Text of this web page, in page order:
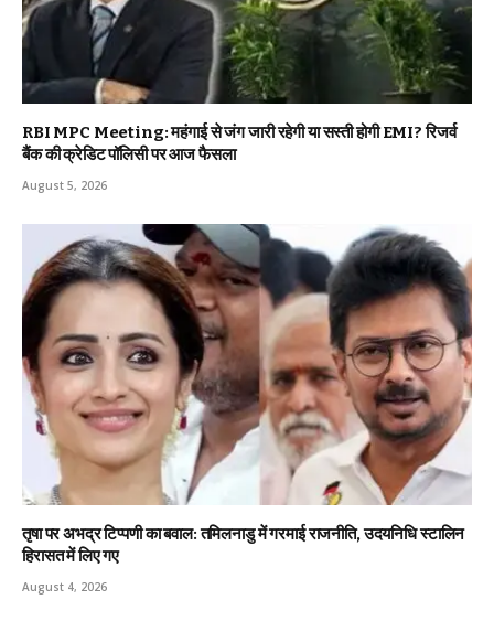
RBI MPC Meeting: महंगाई से जंग जारी रहेगी या सस्ती होगी EMI? रिजर्व
बैंक की क्रेडिट पॉलिसी पर आज फैसला
August 5, 2026
तृषा पर अभद्र टिप्पणी का बवाल: तमिलनाडु में गरमाई राजनीति, उदयनिधि स्टालिन
हिरासत में लिए गए
August 4, 2026